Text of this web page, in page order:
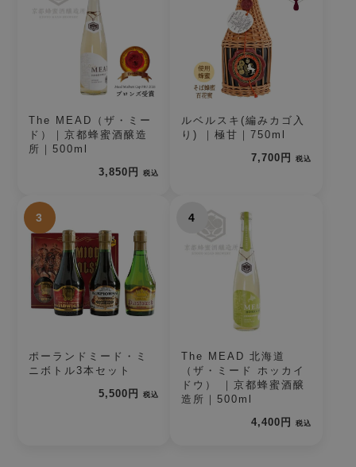
The MEAD（ザ・ミー
ド）｜京都蜂蜜酒醸造
所｜500ml
3,850円
税込
ルベルスキ(編みカゴ入
り) ｜極甘｜750ml
7,700円
税込
3
ポーランドミード・ミ
ニボトル3本セット
5,500円
税込
4
The MEAD 北海道
（ザ・ミード ホッカイ
ドウ） ｜京都蜂蜜酒醸
造所｜500ml
4,400円
税込